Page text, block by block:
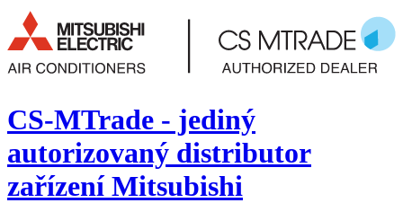
CS-MTrade - jediný
autorizovaný distributor
zařízení Mitsubishi